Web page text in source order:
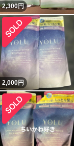
2,300円
2,000円